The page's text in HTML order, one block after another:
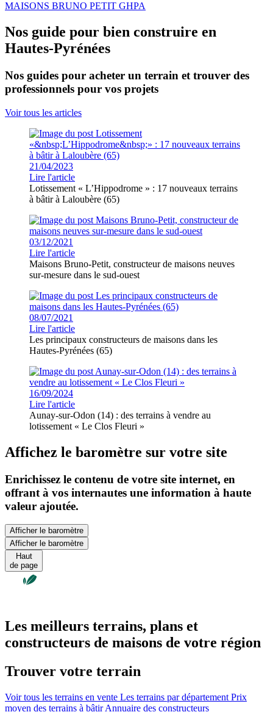
MAISONS BRUNO PETIT GHPA
Nos guide pour bien construire en
Hautes-Pyrénées
Nos guides pour acheter un terrain et trouver des
professionnels pour vos projets
Voir tous les articles
21/04/2023
Lire l'article
Lotissement « L’Hippodrome » : 17 nouveaux terrains
à bâtir à Laloubère (65)
03/12/2021
Lire l'article
Maisons Bruno-Petit, constructeur de maisons neuves
sur-mesure dans le sud-ouest
08/07/2021
Lire l'article
Les principaux constructeurs de maisons dans les
Hautes-Pyrénées (65)
16/09/2024
Lire l'article
Aunay-sur-Odon (14) : des terrains à vendre au
lotissement « Le Clos Fleuri »
Affichez le baromètre sur votre site
Enrichissez le contenu de votre site internet, en
offrant à vos internautes une information à haute
valeur ajoutée.
Afficher le baromètre
Afficher le baromètre
Haut
de page
Les meilleurs terrains, plans et
constructeurs de maisons de votre région
Trouver votre terrain
Voir tous les terrains en vente Les terrains par département Prix
moyen des terrains à bâtirAnnuaire des constructeurs